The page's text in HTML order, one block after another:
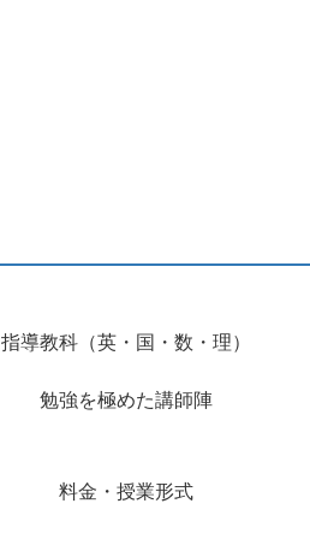
指導教科（英・国・数・理）
勉強を極めた講師陣
料金・授業形式